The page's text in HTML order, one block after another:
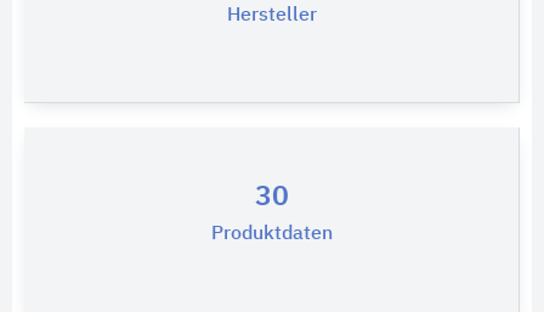
Hersteller
30
Produktdaten